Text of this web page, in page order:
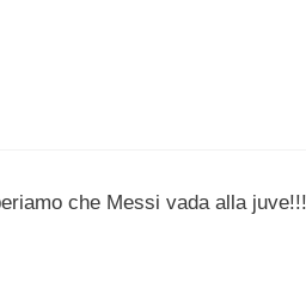
che Messi vada alla